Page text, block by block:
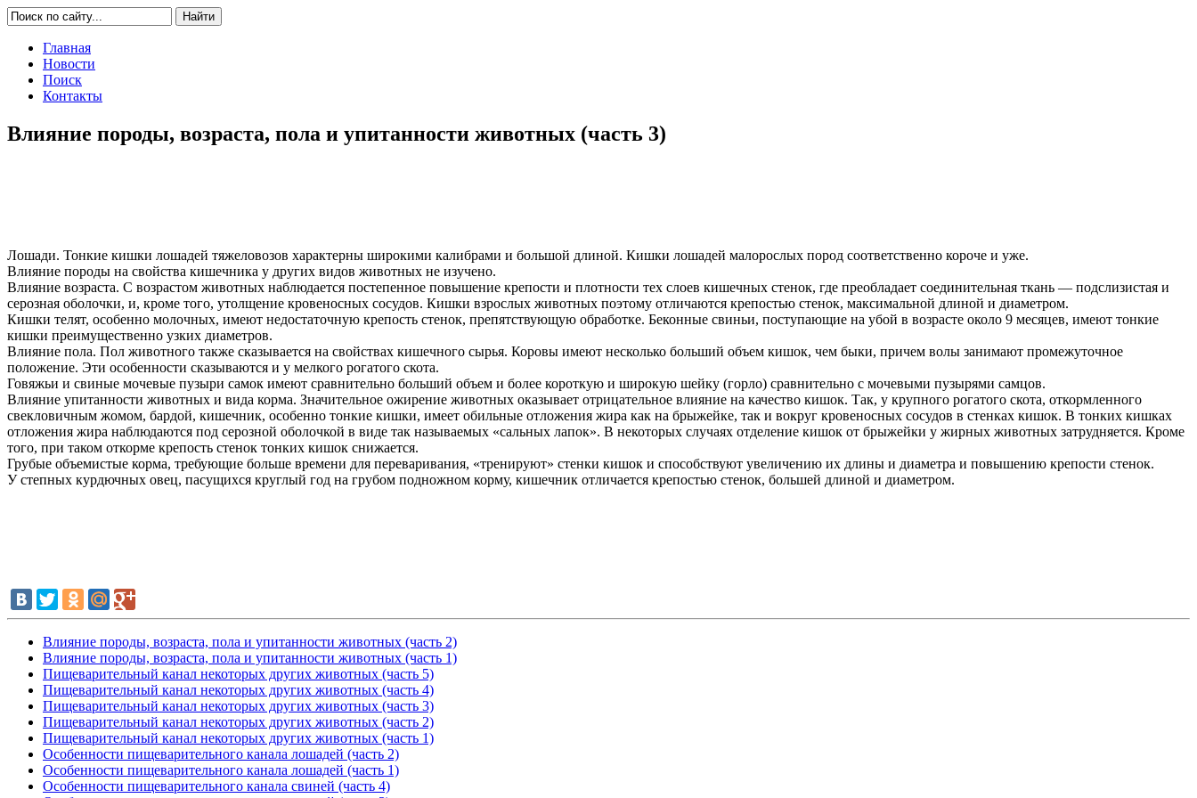
Главная
Новости
Поиск
Контакты
Влияние породы, возраста, пола и упитанности животных (часть 3)
Лошади. Тонкие кишки лошадей тяжеловозов характерны широкими калибрами и большой длиной. Кишки лошадей малорослых пород соответственно короче и уже.
Влияние породы на свойства кишечника у других видов животных не изучено.
Влияние возраста. С возрастом животных наблюдается постепенное повышение крепости и плотности тех слоев кишечных стенок, где преобладает соединительная ткань — подслизистая и
серозная оболочки, и, кроме того, утолщение кровеносных сосудов. Кишки взрослых животных поэтому отличаются крепостью стенок, максимальной длиной и диаметром.
Кишки телят, особенно молочных, имеют недостаточную крепость стенок, препятствующую обработке. Беконные свиньи, поступающие на убой в возрасте около 9 месяцев, имеют тонкие
кишки преимущественно узких диаметров.
Влияние пола. Пол животного также сказывается на свойствах кишечного сырья. Коровы имеют несколько больший объем кишок, чем быки, причем волы занимают промежуточное
положение. Эти особенности сказываются и у мелкого рогатого скота.
Говяжьи и свиные мочевые пузыри самок имеют сравнительно больший объем и более короткую и широкую шейку (горло) сравнительно с мочевыми пузырями самцов.
Влияние упитанности животных и вида корма. Значительное ожирение животных оказывает отрицательное влияние на качество кишок. Так, у крупного рогатого скота, откормленного
свекловичным жомом, бардой, кишечник, особенно тонкие кишки, имеет обильные отложения жира как на брыжейке, так и вокруг кровеносных сосудов в стенках кишок. В тонких кишках
отложения жира наблюдаются под серозной оболочкой в виде так называемых «сальных лапок». В некоторых случаях отделение кишок от брыжейки у жирных животных затрудняется. Кроме
того, при таком откорме крепость стенок тонких кишок снижается.
Грубые объемистые корма, требующие больше времени для переваривания, «тренируют» стенки кишок и способствуют увеличению их длины и диаметра и повышению крепости стенок.
У степных курдючных овец, пасущихся круглый год на грубом подножном корму, кишечник отличается крепостью стенок, большей длиной и диаметром.
Влияние породы, возраста, пола и упитанности животных (часть 2)
Влияние породы, возраста, пола и упитанности животных (часть 1)
Пищеварительный канал некоторых других животных (часть 5)
Пищеварительный канал некоторых других животных (часть 4)
Пищеварительный канал некоторых других животных (часть 3)
Пищеварительный канал некоторых других животных (часть 2)
Пищеварительный канал некоторых других животных (часть 1)
Особенности пищеварительного канала лошадей (часть 2)
Особенности пищеварительного канала лошадей (часть 1)
Особенности пищеварительного канала свиней (часть 4)